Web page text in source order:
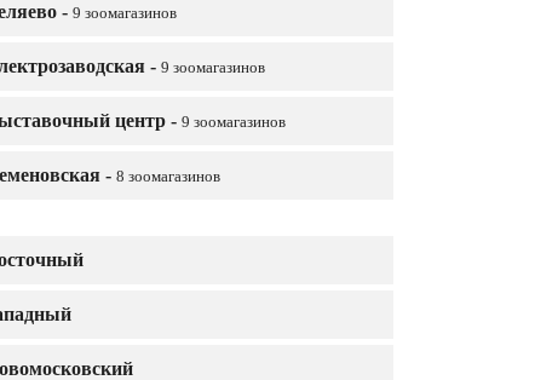
- 9 зоомагазинов
- 9 зоомагазинов
центр - 9 зоомагазинов
- 8 зоомагазинов